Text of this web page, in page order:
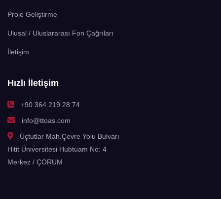
Proje Geliştirme
Ulusal / Uluslararası Fon Çağrıları
İletişim
Hızlı İletişim
+90 364 219 28 74
info@ttoas.com
Üçtutlar Mah.Çevre Yolu Bulvarı
Hitit Üniversitesi Hubtuam No: 4
Merkez / ÇORUM